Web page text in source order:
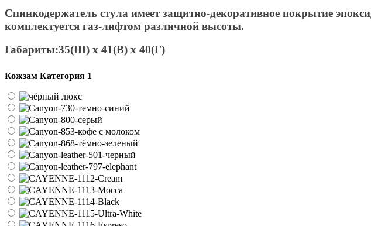
Спинкодержатель стула имеет защитно-декоративное покрытие
комплектуется газ-лифтом различной высоты.
Габариты:35(Ш) x 41(В) x 40(Г)
Кожзам Категория 1